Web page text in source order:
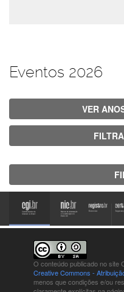
Eventos 2026
VER
O conteúdo publicado no site
Creative Commons -
menos que condições e/ou